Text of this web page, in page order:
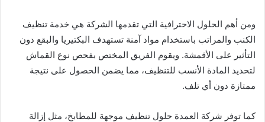
ومن أهم الحلول الاحترافية التي تقدمها الشركة هي خدمة تنظيف
الكنب والمراتب باستخدام مواد آمنة تستهدف البكتيريا والبقع دون
التأثير على الأقمشة. ويقوم الفريق المختص بفحص نوع القماش
لتحديد المادة الأنسب للتنظيف، مما يضمن الحصول على نتيجة
ممتازة دون أي تلف.
كما توفر شركة العمدة حلول تنظيف موجهة للمطابخ، مثل إزالة